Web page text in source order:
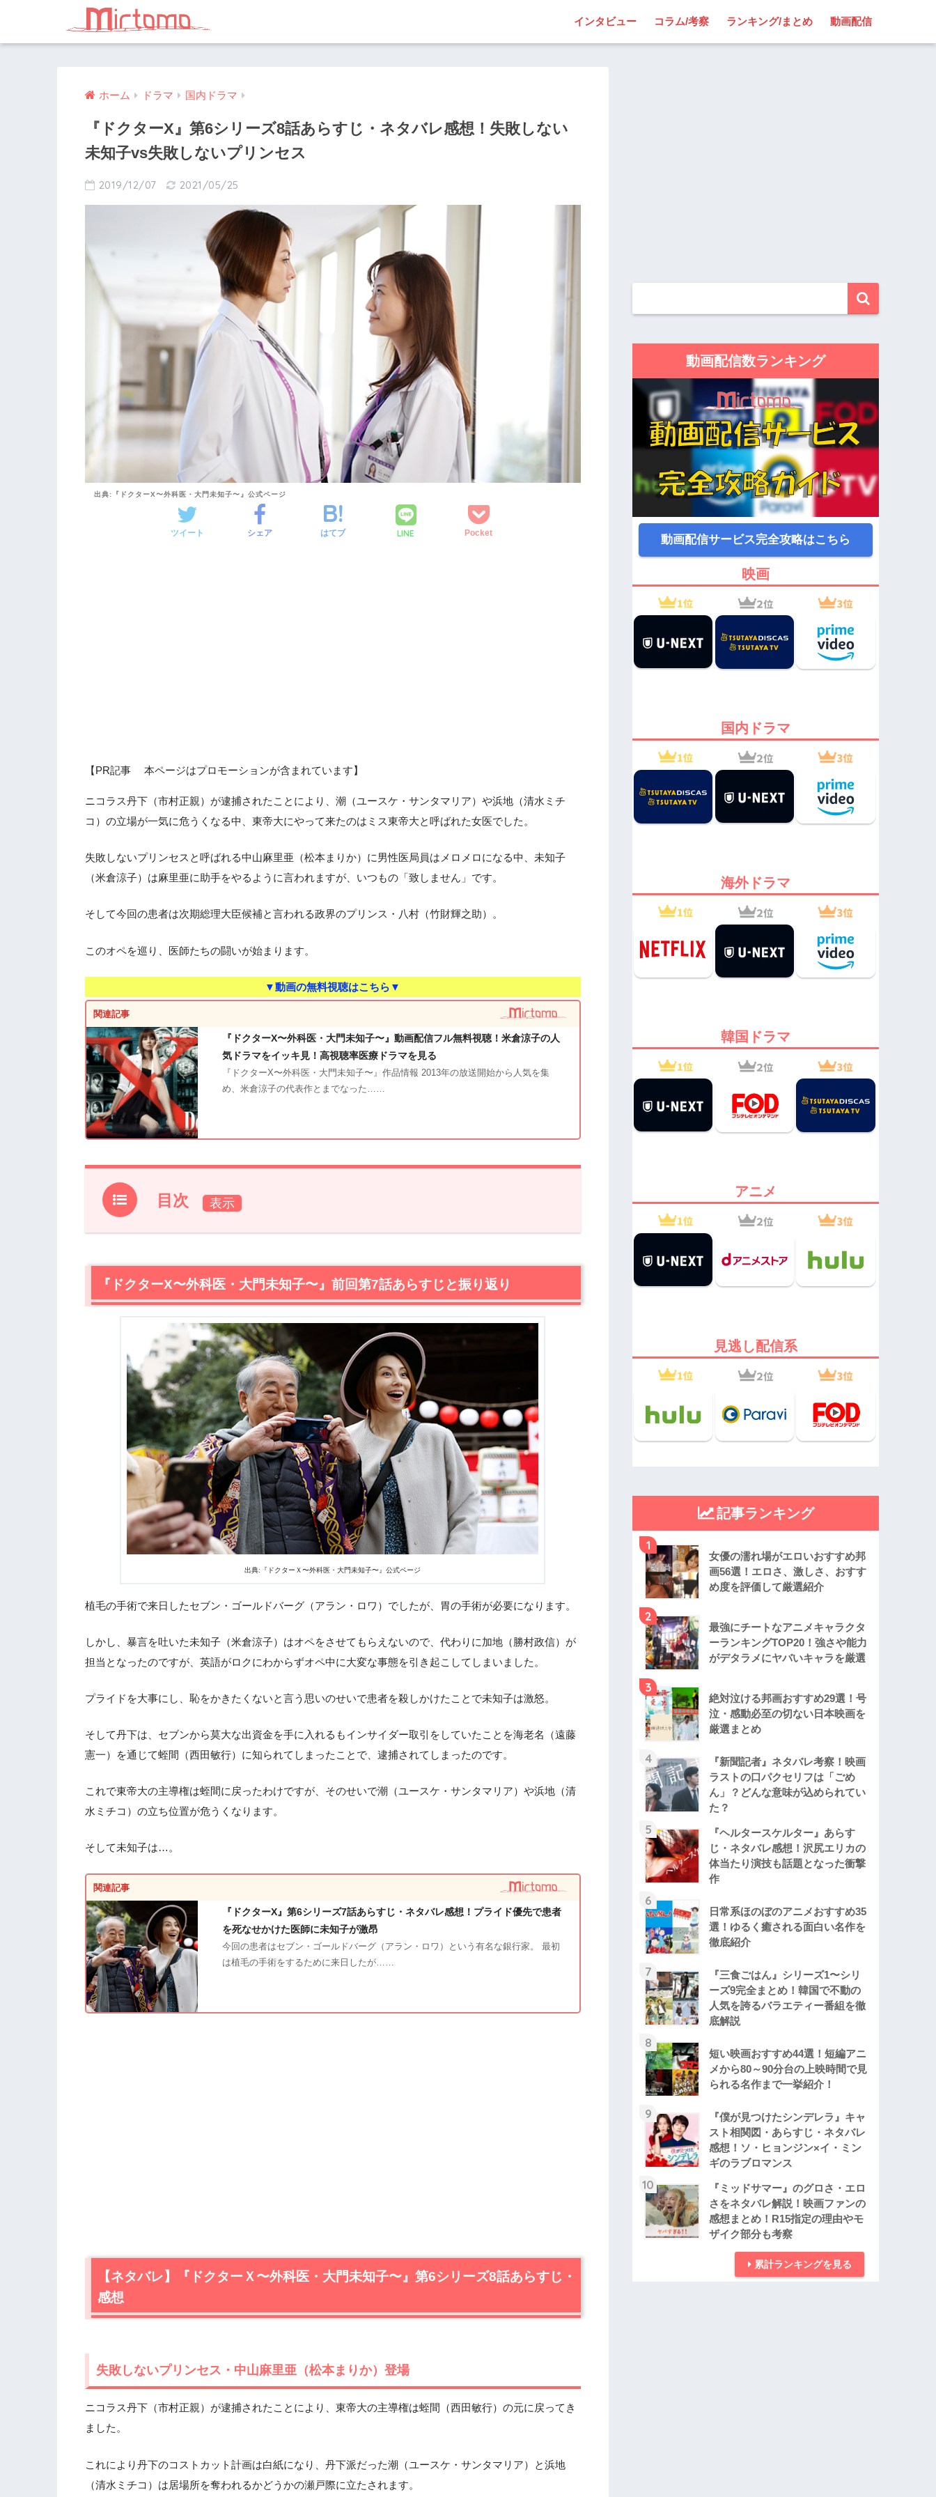
インタビュー コラム/考察 ランキング/まとめ 動画配信
ホーム ドラマ 国内ドラマ
『ドクターX』第6シリーズ8話あらすじ・ネタバレ感想！失敗しない
未知子vs失敗しないプリンセス
2019/12/07 2021/05/25
出典:『ドクターX〜外科医・大門未知子〜』公式ページ
ツイート シェア はてブ LINE Pocket
【PR記事 本ページはプロモーションが含まれています】
ニコラス丹下（市村正親）が逮捕されたことにより、潮（ユースケ・サンタマリア）や浜地（清水ミチ
コ）の立場が一気に危うくなる中、東帝大にやって来たのはミス東帝大と呼ばれた女医でした。
失敗しないプリンセスと呼ばれる中山麻里亜（松本まりか）に男性医局員はメロメロになる中、未知子
（米倉涼子）は麻里亜に助手をやるように言われますが、いつもの「致しません」です。
そして今回の患者は次期総理大臣候補と言われる政界のプリンス・八村（竹財輝之助）。
このオペを巡り、医師たちの闘いが始まります。
▼動画の無料視聴はこちら▼
関連記事
『ドクターX〜外科医・大門未知子〜』動画配信フル無料視聴！米倉涼子の人
気ドラマをイッキ見！高視聴率医療ドラマを見る
『ドクターX〜外科医・大門未知子〜』作品情報 2013年の放送開始から人気を集
め、米倉涼子の代表作とまでなった……
目次
1.『ドクターX〜外科医・大門未知子〜』前回第7話あらすじと振り返り
2.1失敗しないプリンセス・中山麻里亜（松本まりか）登場
2.2政界のプリンスの手術を巡り、潮（ユースケ・サンタマリア）が麻里亜（松本まりか）の罠に
手術が下手でも魔法の言葉で成功させる麻里亜（松本まりか）。その手口に医者が手のひら返
し
2.4 政界のプリンスとプリンセス外科医、まさかの結末に唖然
2.5行き場をなくした浜地（清水ミチコ）のモノマネショー
『ドクターX〜外科医・大門未知子〜』第6シリーズ8話まとめ
『ドクターX〜外科医・大門未知子〜』前回第7話あらすじと振り返り
出典:『ドクターＸ〜外科医・大門未知子〜』公式ページ
植毛の手術で来日したセブン・ゴールドバーグ（アラン・ロワ）でしたが、胃の手術が必要になります。
しかし、暴言を吐いた未知子（米倉涼子）はオペをさせてもらえないので、代わりに加地（勝村政信）が
担当となったのですが、英語がロクにわからずオペ中に大変な事態を引き起こしてしまいました。
プライドを大事にし、恥をかきたくないと言う思いのせいで患者を殺しかけたことで未知子は激怒。
そして丹下は、セブンから莫大な出資金を手に入れるもインサイダー取引をしていたことを海老名（遠藤
憲一）を通じて蛭間（西田敏行）に知られてしまったことで、逮捕されてしまったのです。
これで東帝大の主導権は蛭間に戻ったわけですが、そのせいで潮（ユースケ・サンタマリア）や浜地（清
水ミチコ）の立ち位置が危うくなります。
そして未知子は…。
関連記事
『ドクターX』第6シリーズ7話あらすじ・ネタバレ感想！プライド優先で患者
を死なせかけた医師に未知子が激昂
今回の患者はセブン・ゴールドバーグ（アラン・ロワ）という有名な銀行家。 最初
は植毛の手術をするために来日したが……
【ネタバレ】『ドクターＸ〜外科医・大門未知子〜』第6シリーズ8話あらすじ・
感想
失敗しないプリンセス・中山麻里亜（松本まりか）登場
ニコラス丹下（市村正親）が逮捕されたことにより、東帝大の主導権は蛭間（西田敏行）の元に戻ってき
ました。
これにより丹下のコストカット計画は白紙になり、丹下派だった潮（ユースケ・サンタマリア）と浜地
（清水ミチコ）は居場所を奪われるかどうかの瀬戸際に立たされます。
動画配信数ランキング
動画配信サービス完全攻略はこちら
映画
国内ドラマ
海外ドラマ
韓国ドラマ
アニメ
見逃し配信系
記事ランキング
1
女優の濡れ場がエロいおすすめ邦
画56選！エロさ、激しさ、おすす
め度を評価して厳選紹介
2
最強にチートなアニメキャラクタ
ーランキングTOP20！強さや能力
がデタラメにヤバいキャラを厳選
3
絶対泣ける邦画おすすめ29選！号
泣・感動必至の切ない日本映画を
厳選まとめ
4
『新聞記者』ネタバレ考察！映画
ラストの口パクセリフは「ごめ
ん」？どんな意味が込められてい
た？
5
『ヘルタースケルター』あらす
じ・ネタバレ感想！沢尻エリカの
体当たり演技も話題となった衝撃
作
6
日常系ほのぼのアニメおすすめ35
選！ゆるく癒される面白い名作を
徹底紹介
7
『三食ごはん』シリーズ1〜シリ
ーズ9完全まとめ！韓国で不動の
人気を誇るバラエティー番組を徹
底解説
8
短い映画おすすめ44選！短編アニ
メから80～90分台の上映時間で見
られる名作まで一挙紹介！
9
『僕が見つけたシンデレラ』キャ
スト相関図・あらすじ・ネタバレ
感想！ソ・ヒョンジン×イ・ミン
ギのラブロマンス
10
『ミッドサマー』のグロさ・エロ
さをネタバレ解説！映画ファンの
感想まとめ！R15指定の理由やモ
ザイク部分も考察
累計ランキングを見る